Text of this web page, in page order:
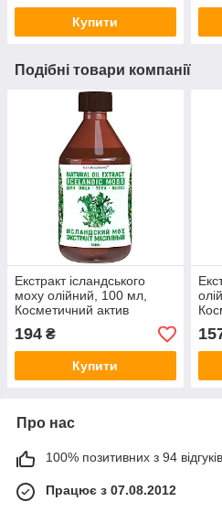
Купити
Подібні товари компанії
Екстракт ісландського
моху олійний, 100 мл,
Косметичний актив
194 ₴
Купити
Про нас
100% позитивних з 94
Працює з 07.08.2012